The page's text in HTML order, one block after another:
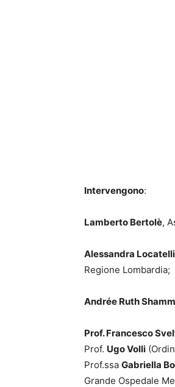
Intervengono:
Lamberto Bertolè,
Alessandra Locatelli
Regione Lombardia;
Andrée Ruth
Prof. Francesco
Prof. Ugo Volli
Prof.ssa Gabriella
Grande Ospedale